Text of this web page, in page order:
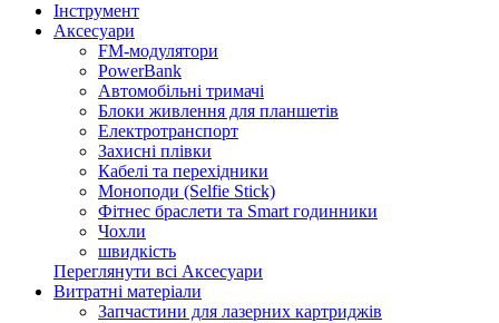
Інструмент
Аксесуари
FM-модулятори
PowerBank
Автомобільні тримачі
Блоки живлення для планшетів
Електротранспорт
Захисні плівки
Кабелі та перехідники
Моноподи (Selfie Stick)
Фітнес браслети та Smart годинники
Чохли
швидкість
Переглянути всі Аксесуари
Витратні матеріали
Запчастини для лазерних картриджів